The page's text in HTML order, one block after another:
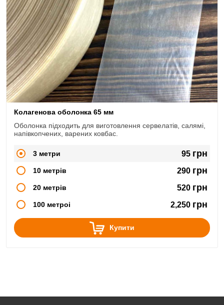
Колагенова оболонка 65 мм
Оболонка підходить для виготовлення сервелатів, салямі,
напівкопчених, варених ковбас.
3 метри 95 грн
10 метрів 290 грн
20 метрів 520 грн
100 метроі 2,250 грн
Купити